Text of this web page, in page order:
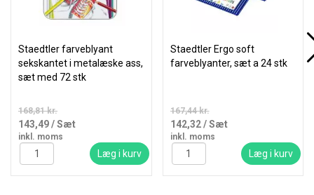
Staedtler farveblyant
sekskantet i metalæske ass,
sæt med 72 stk
168,81 kr.
143,49/ Sæt
inkl. moms
Læg i kurv
Staedtler Ergo soft
farveblyanter, sæt a 24 stk
167,44 kr.
142,32/ Sæt
inkl. moms
Læg i kurv